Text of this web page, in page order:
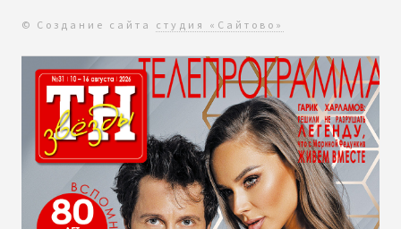
© Создание сайта студия «Сайтово»